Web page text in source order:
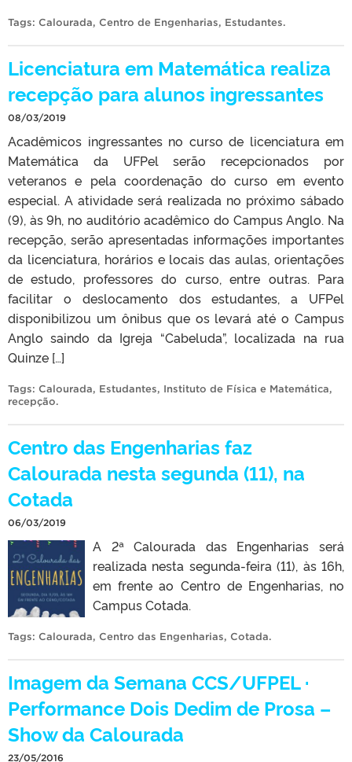
Tags: Calourada, Centro de Engenharias, Estudantes.
Licenciatura em Matemática realiza
recepção para alunos ingressantes
08/03/2019
Acadêmicos ingressantes no curso de licenciatura em
Matemática da UFPel serão recepcionados por
veteranos e pela coordenação do curso em evento
especial. A atividade será realizada no próximo sábado
(9), às 9h, no auditório acadêmico do Campus Anglo. Na
recepção, serão apresentadas informações importantes
da licenciatura, horários e locais das aulas, orientações
de estudo, professores do curso, entre outras. Para
facilitar o deslocamento dos estudantes, a UFPel
disponibilizou um ônibus que os levará até o Campus
Anglo saindo da Igreja “Cabeluda”, localizada na rua
Quinze […]
Tags: Calourada, Estudantes, Instituto de Física e Matemática,
recepção.
Centro das Engenharias faz
Calourada nesta segunda (11), na
Cotada
06/03/2019
A 2ª Calourada das Engenharias será
realizada nesta segunda-feira (11), às 16h,
em frente ao Centro de Engenharias, no
Campus Cotada.
Tags: Calourada, Centro das Engenharias, Cotada.
Imagem da Semana CCS/UFPEL ·
Performance Dois Dedim de Prosa –
Show da Calourada
23/05/2016